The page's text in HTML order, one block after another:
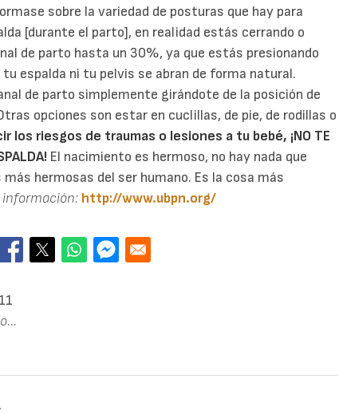
sobre la variedad de posturas que hay para
[durante el parto], en realidad estás cerrando o
de parto hasta un 30%, ya que estás presionando
espalda ni tu pelvis se abran de forma natural.
de parto simplemente girándote de la posición de
opciones son estar en cuclillas, de pie, de rodillas o
los riesgos de traumas o lesiones a tu bebé, ¡NO TE
El nacimiento es hermoso, no hay nada que
hermosas del ser humano. Es la cosa más
información: http://www.ubpn.org/